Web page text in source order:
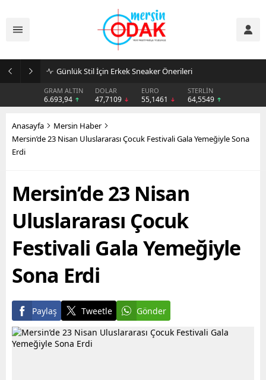
Günlük Stil İçin Erkek Sneaker Önerileri
GRAM ALTIN
6.693,94
DOLAR
47,7109
EURO
55,1461
STERLİN
64,5549
Anasayfa
Mersin Haber
Mersin’de 23 Nisan Uluslararası Çocuk Festivali Gala Yemeğiyle Sona
Erdi
Mersin’de 23 Nisan
Uluslararası Çocuk
Festivali Gala Yemeğiyle
Sona Erdi
Paylaş Tweetle Gönder